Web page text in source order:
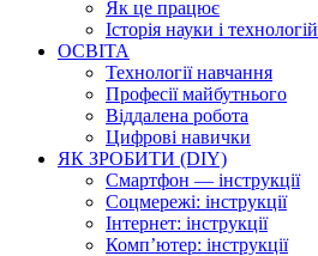
Як це працює
Історія науки і технологій
ОСВІТА
Технології навчання
Професії майбутнього
Віддалена робота
Цифрові навички
ЯК ЗРОБИТИ (DIY)
Смартфон — інструкції
Соцмережі: інструкції
Інтернет: інструкції
Комп’ютер: інструкції